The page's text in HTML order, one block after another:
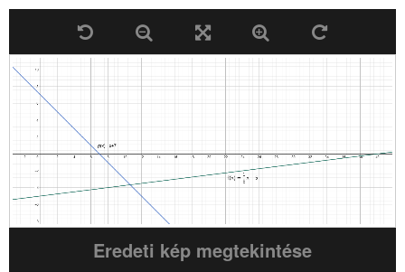
Eredeti kép megtekintése